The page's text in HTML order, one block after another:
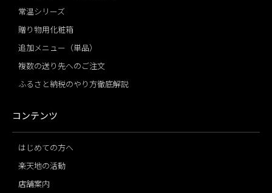
常温シリーズ
贈り物用化粧箱
追加メニュー（単品）
複数の送り先へのご注文
ふるさと納税のやり方徹底解説
コンテンツ
はじめての方へ
楽天地の活動
店舗案内